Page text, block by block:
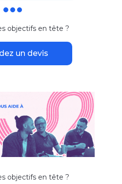
objectifs en tête ?
un devis
objectifs en tête ?